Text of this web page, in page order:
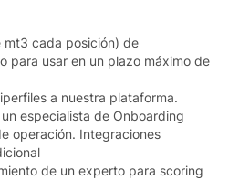
mt3 cada posición) de
para usar en un plazo máximo de
a nuestra plataforma.
especialista de Onboarding
operación. Integraciones
de un experto para scoring